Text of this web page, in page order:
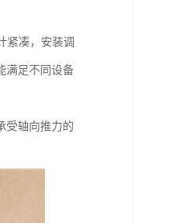
紧凑，安装调
满足不同设备
受轴向推力的